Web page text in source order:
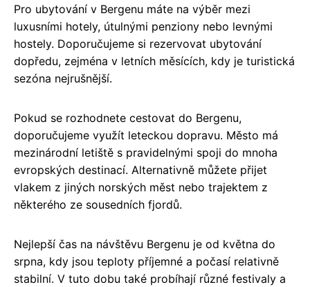
Pro ubytování v Bergenu máte na výběr mezi
luxusními hotely, útulnými penziony nebo levnými
hostely. Doporučujeme si rezervovat ubytování
dopředu, zejména v letních měsících, kdy je turistická
sezóna nejrušnější.
Pokud se rozhodnete cestovat do Bergenu,
doporučujeme využít leteckou dopravu. Město má
mezinárodní letiště s pravidelnými spoji do mnoha
evropských destinací. Alternativně můžete přijet
vlakem z jiných norských měst nebo trajektem z
některého ze sousedních fjordů.
Nejlepší čas na návštěvu Bergenu je od května do
srpna, kdy jsou teploty příjemné a počasí relativně
stabilní. V tuto dobu také probíhají různé festivaly a